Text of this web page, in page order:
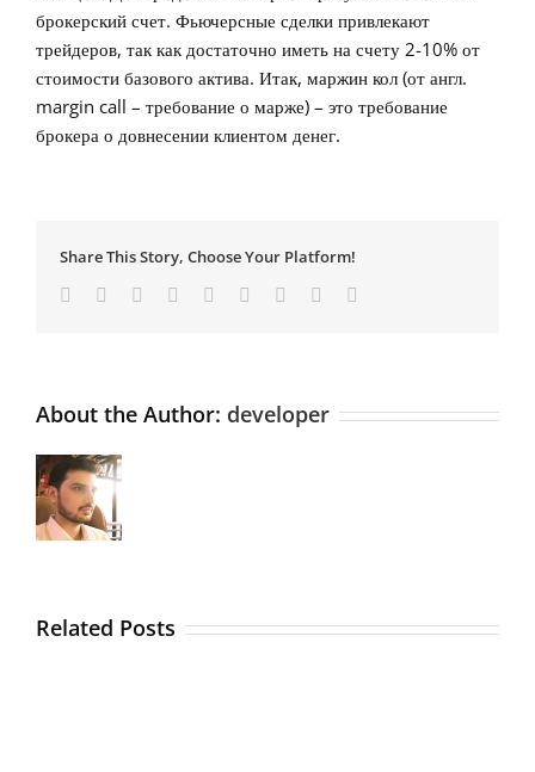
брокерский счет. Фьючерсные сделки привлекают
трейдеров, так как достаточно иметь на счету 2-10% от
стоимости базового актива. Итак, маржин кол (от англ.
margin call – требование о марже) – это требование
брокера о довнесении клиентом денег.
Share This Story, Choose Your Platform!
Facebook
TwitterLinkedin
Reddit TumblrGoogle+Pinterest
About the Author: developer
Related Posts